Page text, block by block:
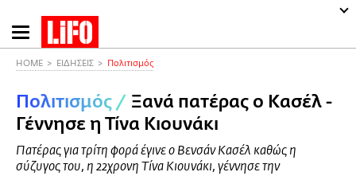
Παράκαμψη
προς
περιεχόμενο
HOME ΕΙΔΗΣΕΙΣ Πολιτισμός
Πολιτισμός / Ξανά πατέρας ο Κασέλ -
Γέννησε η Τίνα Κιουνάκι
Πατέρας για τρίτη φορά έγινε ο Βενσάν Κασέλ καθώς η
σύζυγος του, η 22χρονη Τίνα Κιουνάκι, γέννησε την